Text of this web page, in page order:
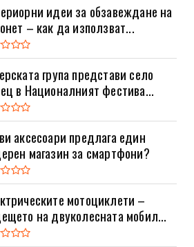
идеи за обзавеждане на
– как да използват...
група представи село
в Националният фестива...
аксесоари предлага един
магазин за смартфони?
мотоциклети –
на двуколесната мобил...